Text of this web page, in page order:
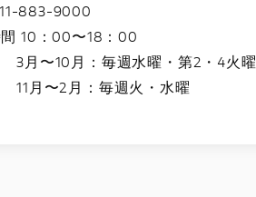
883-9000
10：00〜18：00
3月〜10月：毎週水曜・第2・4火曜
11月〜2月：毎週火・水曜